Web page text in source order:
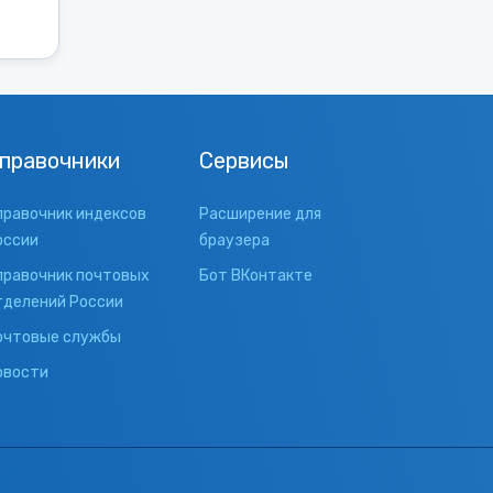
индексов
почтовых
России
службы
Сервисы
Расширение для
браузера
Бот ВКонтакте